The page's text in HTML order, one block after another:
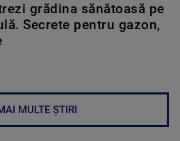
grădina sănătoasă pe
Secrete pentru gazon,
MULTE ȘTIRI